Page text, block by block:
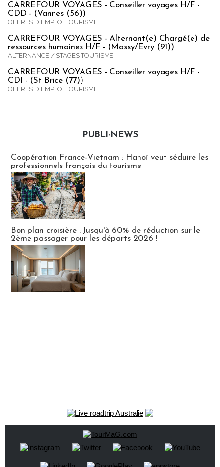
CARREFOUR VOYAGES - Conseiller voyages H/F -
CDD - (Vannes (56))
OFFRES D'EMPLOI TOURISME
CARREFOUR VOYAGES - Alternant(e) Chargé(e) de
ressources humaines H/F - (Massy/Evry (91))
ALTERNANCE / STAGES TOURISME
CARREFOUR VOYAGES - Conseiller voyages H/F -
CDI - (St Brice (77))
OFFRES D'EMPLOI TOURISME
PUBLI-NEWS
Coopération France-Vietnam : Hanoï veut séduire les
professionnels français du tourisme
Bon plan croisière : Jusqu'à 60% de réduction sur le
2ème passager pour les départs 2026 !